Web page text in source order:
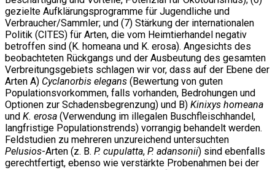
gezielte Aufklärungsprogramme für Jugendliche und
Verbraucher/Sammler; und (7) Stärkung der internationalen
Politik (CITES) für Arten, die vom Heimtierhandel negativ
betroffen sind (K. homeana und K. erosa). Angesichts des
beobachteten Rückgangs und der Ausbeutung des gesamten
Verbreitungsgebiets schlagen wir vor, dass auf der Ebene der
Arten A) Cyclanorbis elegans (Bewertung von guten
Populationsvorkommen, falls vorhanden, Bedrohungen und
Optionen zur Schadensbegrenzung) und B) Kinixys homeana
und K. erosa (Verwendung im illegalen Buschfleischhandel,
langfristige Populationstrends) vorrangig behandelt werden.
Feldstudien zu mehreren unzureichend untersuchten
Pelusios-Arten (z. B. P. cupulatta, P. adansonii) sind ebenfalls
gerechtfertigt, ebenso wie verstärkte Probenahmen bei der